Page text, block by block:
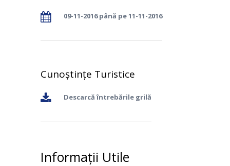
09-11-2016 până pe 11-11-2016
Cunoștințe Turistice
Descarcă întrebările grilă
Informații Utile